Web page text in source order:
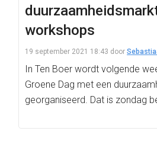
workshops
19 september 2021 18:43 door
In Ten Boer wordt volgende
Groene Dag met een
georganiseerd. Dat is zondag